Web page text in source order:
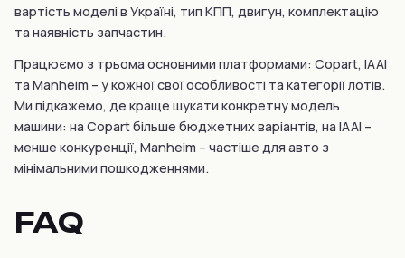
вартість моделі в Україні, тип КПП, двигун, комплектацію
та наявність запчастин.
Працюємо з трьома основними платформами: Copart, IAAI
та Manheim – у кожної свої особливості та категорії лотів.
Ми підкажемо, де краще шукати конкретну модель
машини: на Copart більше бюджетних варіантів, на IAAI –
менше конкуренції, Manheim – частіше для авто з
мінімальними пошкодженнями.
FAQ